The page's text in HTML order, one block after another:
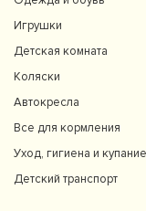
Игрушки
Детская комната
Коляски
Автокресла
Все для кормления
Уход, гигиена и купание
Детский транспорт